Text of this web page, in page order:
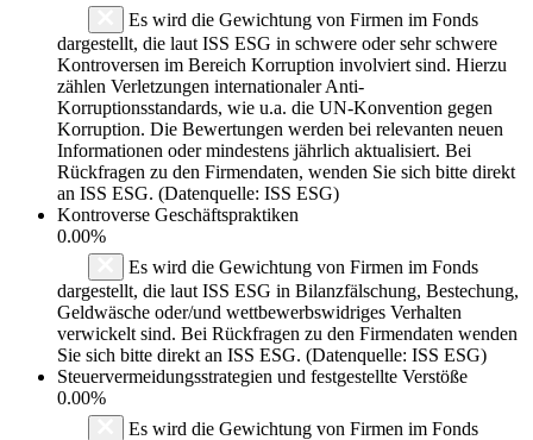
Es wird die Gewichtung von Firmen im Fonds
dargestellt, die laut ISS ESG in schwere oder sehr schwere
Kontroversen im Bereich Korruption involviert sind. Hierzu
zählen Verletzungen internationaler Anti-
Korruptionsstandards, wie u.a. die UN-Konvention gegen
Korruption. Die Bewertungen werden bei relevanten neuen
Informationen oder mindestens jährlich aktualisiert. Bei
Rückfragen zu den Firmendaten, wenden Sie sich bitte direkt
an ISS ESG. (Datenquelle: ISS ESG)
Kontroverse Geschäftspraktiken
0.00%
Es wird die Gewichtung von Firmen im Fonds
dargestellt, die laut ISS ESG in Bilanzfälschung, Bestechung,
Geldwäsche oder/und wettbewerbswidriges Verhalten
verwickelt sind. Bei Rückfragen zu den Firmendaten wenden
Sie sich bitte direkt an ISS ESG. (Datenquelle: ISS ESG)
Steuervermeidungsstrategien und festgestellte Verstöße
0.00%
Es wird die Gewichtung von Firmen im Fonds